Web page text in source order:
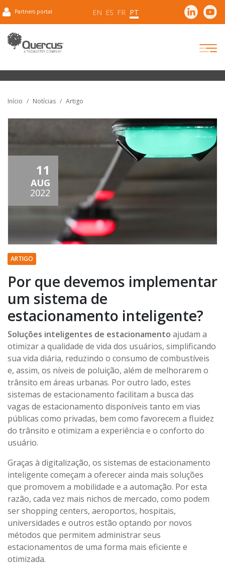
Partners portal EN ES FR PT
Início Notícias Artigo
11
AUG
2022
ARTIGO
Por que devemos implementar
um sistema de
estacionamento inteligente?
Soluções inteligentes de estacionamento ajudam a
otimizar a qualidade de vida dos usuários, simplificando
sua vida diária, reduzindo o consumo de combustíveis
e, assim, os níveis de poluição, além de melhorarem o
trânsito em áreas urbanas. Por outro lado, estes
sistemas de estacionamento facilitam a busca das
vagas de estacionamento disponíveis tanto em vias
públicas como privadas, bem como favorecem a fluidez
do trânsito e otimizam a experiência e o conforto do
usuário.
Graças à digitalização, os sistemas de estacionamento
inteligente começam a oferecer ainda mais soluções
que promovem a mobilidade e a automação. Por esta
razão, cada vez mais nichos de mercado, como podem
ser shopping centers, aeroportos, hospitais,
universidades e outros estão optando por novos
métodos que permitem administrar seus
estacionamentos de uma forma mais eficiente e
otimizada.